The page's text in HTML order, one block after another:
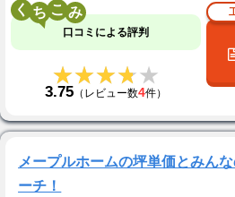
く こ
口コミによる評判
★★★★★
★★★★★
3.75 （レビュー数4件）
メープルホームの坪単価とみん
ーチ！